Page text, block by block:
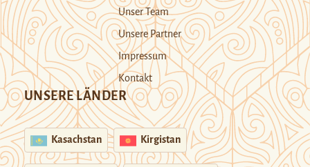
Unser Team
Unsere Partner
Impressum
Kontakt
UNSERE LÄNDER
Kasachstan Kirgistan